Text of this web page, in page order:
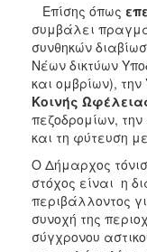
2010
2006
ΤΟΠΟΣ
ΠΟΛΙΤΙΣΜΟΣ
ΑΝΘΕΚΤΙΚΗ
Επίσης όπως
συμβάλει
συνθηκών
Νέων δικτύων
και ομβρίων), την
Κοινής
πεζοδρομίων,
και τη φύτευση
Ο Δήμαρχος
στόχος είναι η
περιβάλλοντος
συνοχή της
σύγχρονου